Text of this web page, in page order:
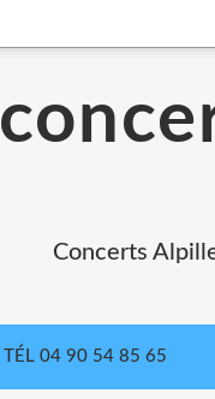
Concerts
TÉL 04 90 54 85 65